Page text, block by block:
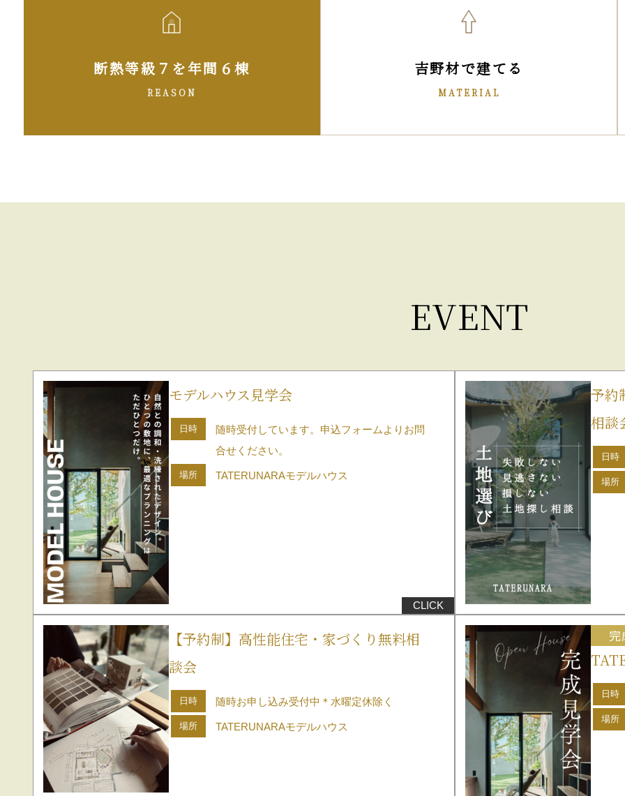
断熱等級７を年間６棟
REASON
吉野材で建てる
MATERIAL
EVENT
モデルハウス見学会
日時
随時受付しています。申込フォームよりお問
合せください。
場所 TATERUNARAモデルハウス
予約
相談
日時
場所
【予約制】高性能住宅・家づくり無料相
談会
日時 随時お申し込み受付中＊水曜定休除く
場所 TATERUNARAモデルハウス
日時
場所